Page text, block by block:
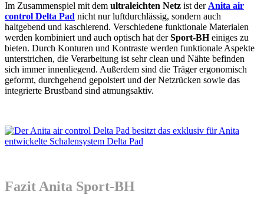
Im Zusammenspiel mit dem ultraleichten Netz ist der Anita air
control Delta Pad nicht nur luftdurchlässig, sondern auch
haltgebend und kaschierend. Verschiedene funktionale Materialen
werden kombiniert und auch optisch hat derSport-BHeiniges zu
bieten. Durch Konturen und Kontraste werden funktionale Aspekte
unterstrichen, die Verarbeitung ist sehr clean und Nähte befinden
sich immer innenliegend. Außerdem sind die Träger ergonomisch
geformt, durchgehend gepolstert und der Netzrücken sowie das
integrierte Brustband sind atmungsaktiv.
Fazit Anita Sport-BH